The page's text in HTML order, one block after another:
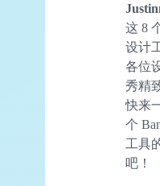
这 8
设计
各位
秀精
快来
个
工具
吧！